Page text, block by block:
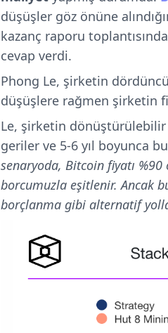
düşüşler göz önüne
kazanç raporu
cevap verdi.
Phong Le, şirketin
düşüşlere rağmen şirketin
Le, şirketin dönüştürülebilir
geriler ve 5-6 yıl boyunca
senaryoda, Bitcoin fiyatı
borcumuzla eşitlenir. Ancak
borçlanma gibi alternatif